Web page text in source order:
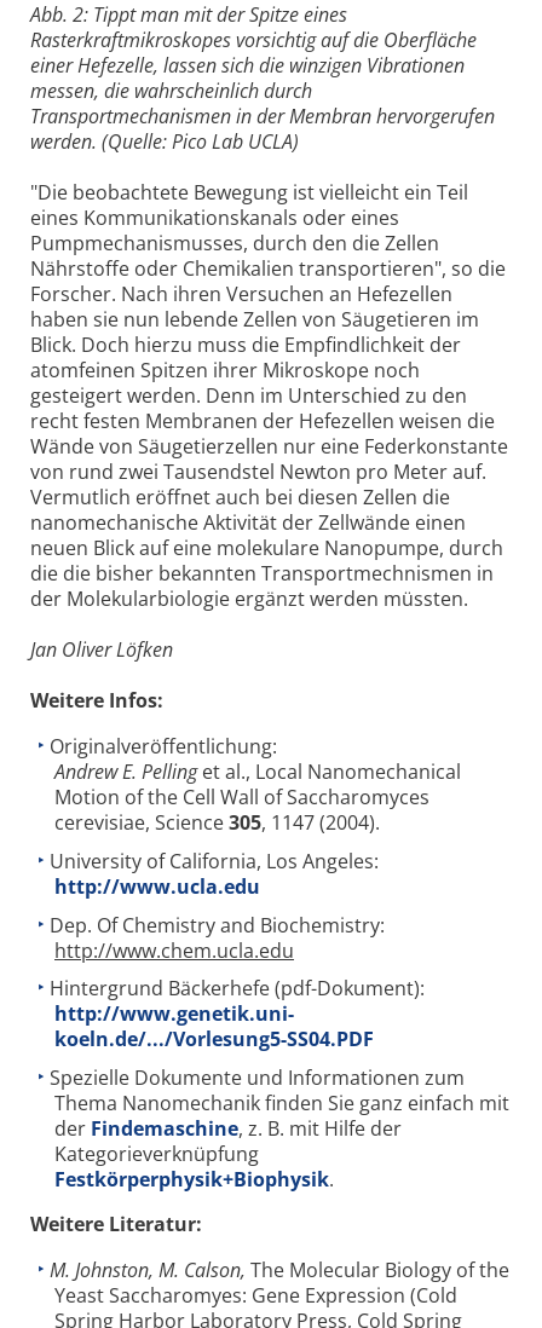
Abb. 2: Tippt man mit der Spitze eines
Rasterkraftmikroskopes vorsichtig auf die Oberfläche
einer Hefezelle, lassen sich die winzigen Vibrationen
messen, die wahrscheinlich durch
Transportmechanismen in der Membran hervorgerufen
werden. (Quelle: Pico Lab UCLA)
"Die beobachtete Bewegung ist vielleicht ein Teil
eines Kommunikationskanals oder eines
Pumpmechanismusses, durch den die Zellen
Nährstoffe oder Chemikalien transportieren", so die
Forscher. Nach ihren Versuchen an Hefezellen
haben sie nun lebende Zellen von Säugetieren im
Blick. Doch hierzu muss die Empfindlichkeit der
atomfeinen Spitzen ihrer Mikroskope noch
gesteigert werden. Denn im Unterschied zu den
recht festen Membranen der Hefezellen weisen die
Wände von Säugetierzellen nur eine Federkonstante
von rund zwei Tausendstel Newton pro Meter auf.
Vermutlich eröffnet auch bei diesen Zellen die
nanomechanische Aktivität der Zellwände einen
neuen Blick auf eine molekulare Nanopumpe, durch
die die bisher bekannten Transportmechnismen in
der Molekularbiologie ergänzt werden müssten.
Jan Oliver Löfken
Weitere Infos:
Originalveröffentlichung:
Andrew E. Pellinget al., Local Nanomechanical
Motion of the Cell Wall of Saccharomyces
cerevisiae, Science305, 1147 (2004).
University of California, Los Angeles:
http://www.ucla.edu
Dep. Of Chemistry and Biochemistry:
http://www.chem.ucla.edu
Hintergrund Bäckerhefe (pdf-Dokument):
http://www.genetik.uni-
koeln.de/.../Vorlesung5-SS04.PDF
Spezielle Dokumente und Informationen zum
Thema Nanomechanik finden Sie ganz einfach mit
der Findemaschine, z. B. mit Hilfe der
Kategorieverknüpfung
Festkörperphysik+Biophysik.
Weitere Literatur:
M. Johnston, M. Calson, The Molecular Biology of the
Yeast Saccharomyes: Gene Expression (Cold
Spring Harbor Laboratory Press, Cold Spring